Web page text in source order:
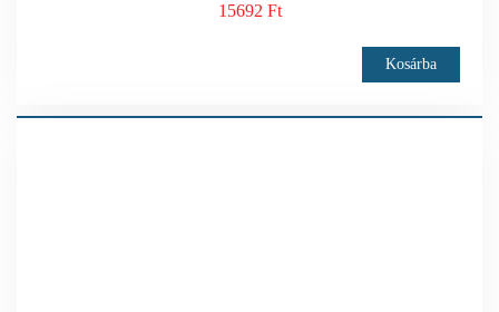
15692 Ft
Kosárba